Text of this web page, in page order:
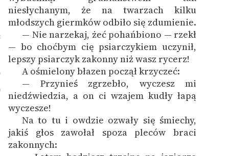
niesłychanym, że na twarzach kilku
młodszych giermków odbiło się zdumienie.
— Nie narzekaj, żeć pohańbiono — rzekł
— bo choćbym cię psiarczykiem uczynił,
lepszy psiarczyk zakonny niż wasz rycerz!
A ośmielony błazen począł krzyczeć:
— Przynieś zgrzebło, wyczesz mi
niedźwiedzia, a on ci wzajem kudły łapą
wyczesze!
Na to tu i owdzie ozwały się śmiechy,
jakiś głos zawołał spoza pleców braci
zakonnych: